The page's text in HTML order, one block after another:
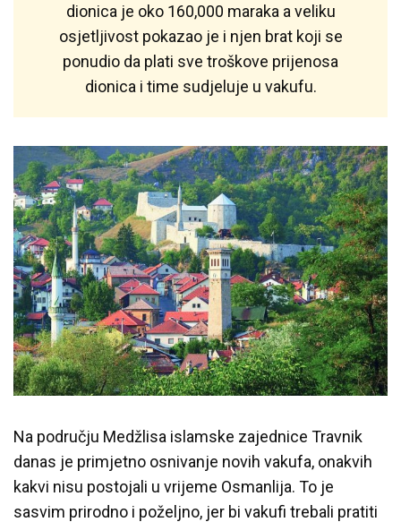
dionica je oko 160,000 maraka a veliku
osjetljivost pokazao je i njen brat koji se
ponudio da plati sve troškove prijenosa
dionica i time sudjeluje u vakufu.
Na području Medžlisa islamske zajednice Travnik
danas je primjetno osnivanje novih vakufa, onakvih
kakvi nisu postojali u vrijeme Osmanlija. To je
sasvim prirodno i poželjno, jer bi vakufi trebali pratiti